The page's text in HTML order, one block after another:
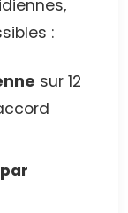
:
sur 12